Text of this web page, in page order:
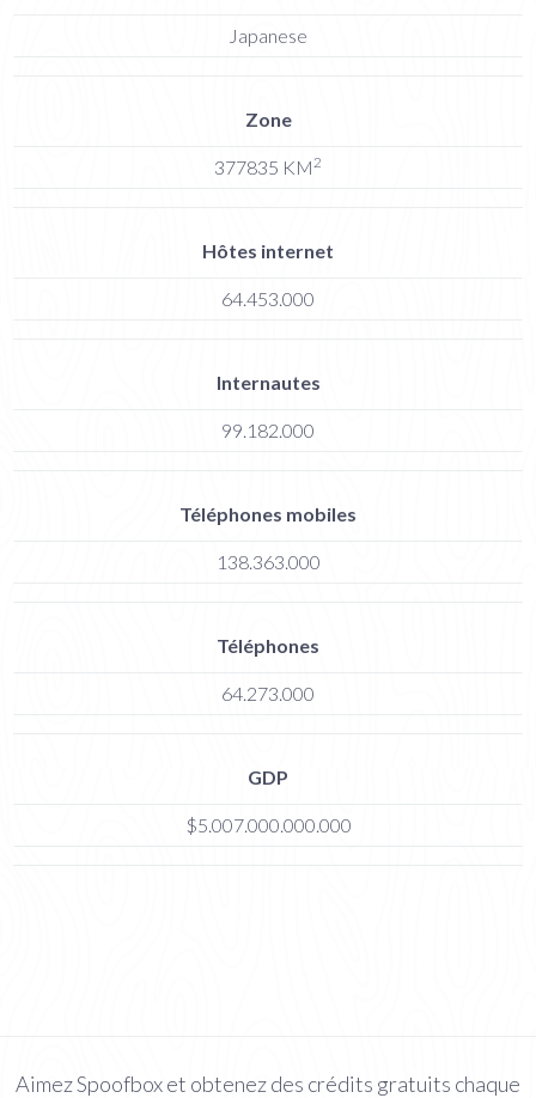
Japanese
Zone
377835 KM 2
Hôtes internet
64.453.000
Internautes
99.182.000
Téléphones mobiles
138.363.000
Téléphones
64.273.000
GDP
$5.007.000.000.000
Aimez Spoofbox et obtenez des crédits gratuits chaque